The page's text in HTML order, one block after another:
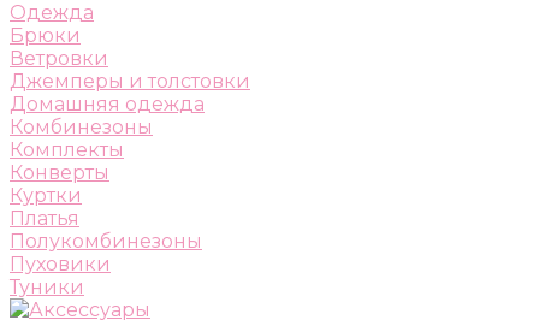
Одежда
Брюки
Ветровки
Джемперы и толстовки
Домашняя одежда
Комбинезоны
Комплекты
Конверты
Куртки
Платья
Полукомбинезоны
Пуховики
Туники